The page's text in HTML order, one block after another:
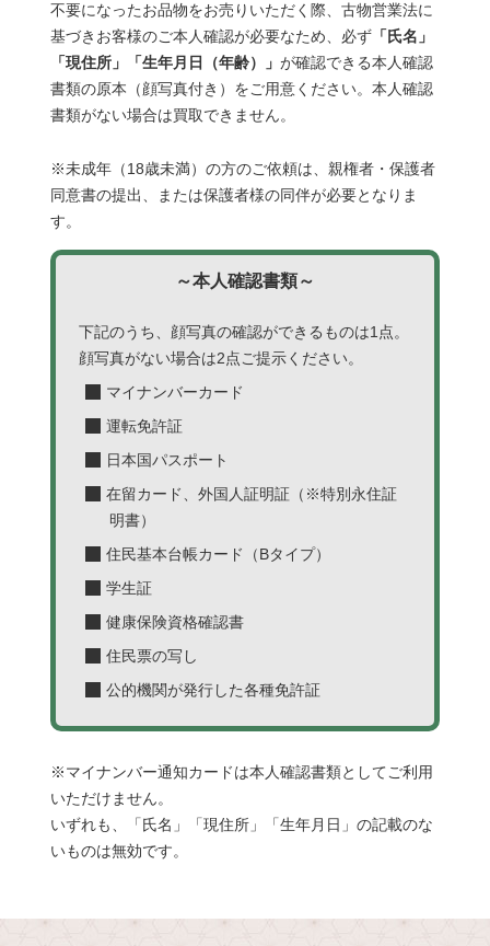
不要になったお品物をお売りいただく際、古物営業法に
基づきお客様のご本人確認が必要なため、必ず「氏名」
「現住所」「生年月日（年齢）」 が確認できる本人確認
書類の原本（顔写真付き）をご用意ください。本人確認
書類がない場合は買取できません。
※未成年（18歳未満）の方のご依頼は、親権者・保護者
同意書の提出、または保護者様の同伴が必要となりま
す。
～本人確認書類～
下記のうち、顔写真の確認ができるものは1点。
顔写真がない場合は2点ご提示ください。
マイナンバーカード
運転免許証
日本国パスポート
在留カード、外国人証明証（※特別永住証
明書）
住民基本台帳カード（Bタイプ）
学生証
健康保険資格確認書
住民票の写し
公的機関が発行した各種免許証
※マイナンバー通知カードは本人確認書類としてご利用
いただけません。
いずれも、「氏名」「現住所」「生年月日」の記載のな
いものは無効です。